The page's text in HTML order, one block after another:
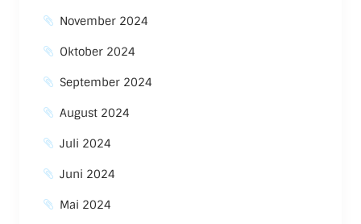
November 2024
Oktober 2024
September 2024
August 2024
Juli 2024
Juni 2024
Mai 2024